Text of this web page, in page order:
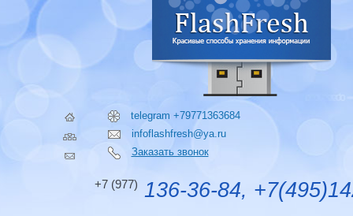
telegram +79771363684
infoflashfresh@ya.ru
Заказать звонок
+7 (977) 136-36-84,